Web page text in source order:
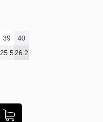
39
40
25.526.2